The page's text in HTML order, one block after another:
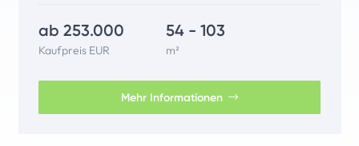
ab 253.000
Kaufpreis EUR
54 - 103
m²
Mehr Informationen